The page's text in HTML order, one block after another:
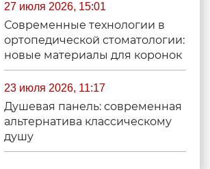
27 июля 2026, 15:01
Современные технологии в
ортопедической стоматологии:
новые материалы для коронок
23 июля 2026, 11:17
Душевая панель: современная
альтернатива классическому
душу